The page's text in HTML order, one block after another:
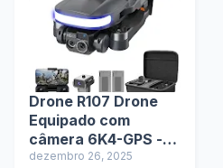
Shopee
Drone R107 Drone
Equipado com
câmera 6K4-GPS -
Review e Oferta
dezembro 26, 2025